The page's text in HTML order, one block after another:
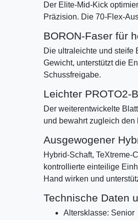
Der Elite-Mid-Kick
Präzision. Die 70-Flex-
BORON-Faser für
Die ultraleichte und steife
Gewicht, unterstützt die
Schussfreigabe.
Leichter PROTO2-
Der weiterentwickelte
und bewahrt zugleich
Ausgewogener
Hybrid-Schaft,
kontrollierte einteilige
Hand wirken und
Technische Daten
Altersklasse: Senior